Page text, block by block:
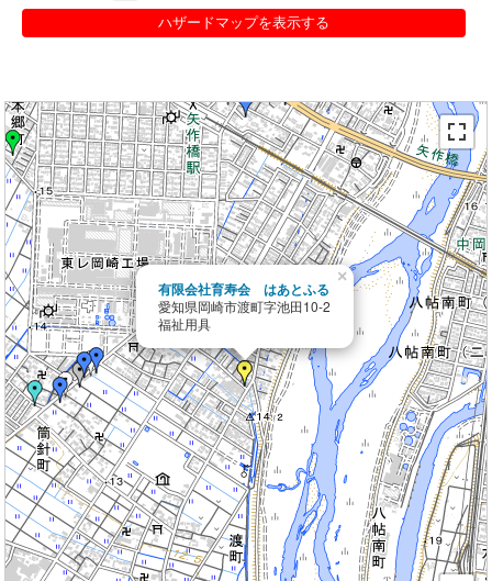
ハザードマップを表示する
有限会社育寿会 はあとふる
愛知県岡崎市渡町字池田10-2
福祉用具
×